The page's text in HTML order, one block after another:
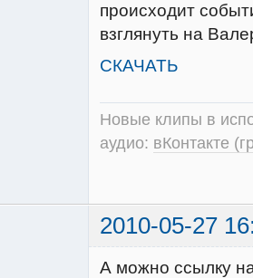
происходит
взглянуть на
СКАЧАТЬ
Новые клипы в
аудио: вКонтакте
2010-05-27
А можно ссылку